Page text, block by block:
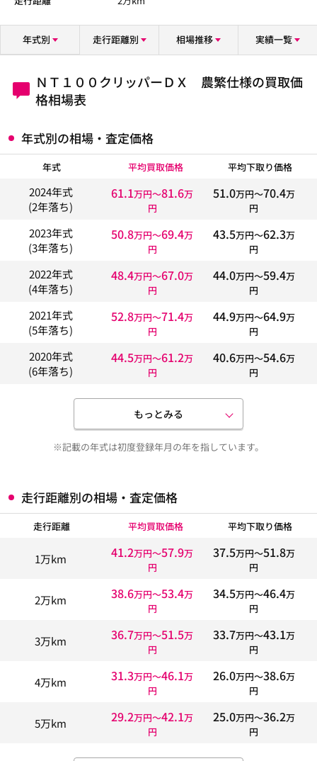
年式別 走行距離別 相場推移 実績一覧
ＮＴ１００クリッパーＤＸ 農繁仕様の買取価
格相場表
年式別の相場・査定価格
年式 平均買取価格 平均下取り価格
2024年式
(2年落ち)
61.1万円〜81.6万
円
51.0万円〜70.4万
円
2023年式
(3年落ち)
50.8万円〜69.4万
円
43.5万円〜62.3万
円
2022年式
(4年落ち)
48.4万円〜67.0万
円
44.0万円〜59.4万
円
2021年式
(5年落ち)
52.8万円〜71.4万
円
44.9万円〜64.9万
円
2020年式
(6年落ち)
44.5万円〜61.2万
円
40.6万円〜54.6万
円
もっとみる
※記載の年式は初度登録年月の年を指しています。
走行距離別の相場・査定価格
走行距離 平均買取価格 平均下取り価格
1万km 41.2万円〜57.9万
円
37.5万円〜51.8万
円
2万km 38.6万円〜53.4万
円
34.5万円〜46.4万
円
3万km 36.7万円〜51.5万
円
33.7万円〜43.1万
円
4万km 31.3万円〜46.1万
円
26.0万円〜38.6万
円
5万km 29.2万円〜42.1万
円
25.0万円〜36.2万
円